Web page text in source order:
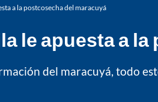
a la postcosecha del maracuyá
le apuesta a
del maracuyá, todo